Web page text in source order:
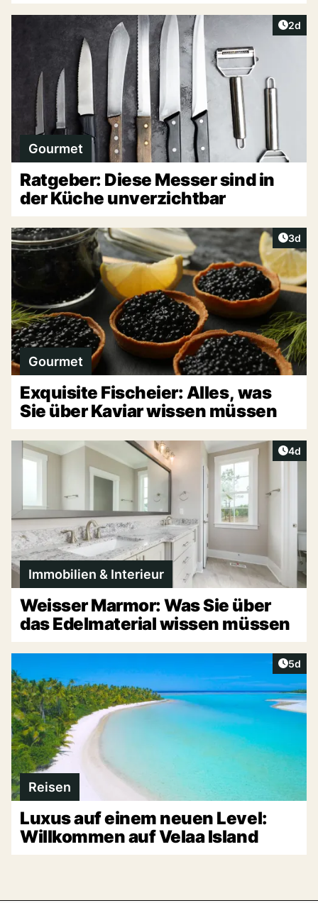
2d
Gourmet
Ratgeber: Diese Messer sind in
der Küche unverzichtbar
3d
Gourmet
Exquisite Fischeier: Alles, was
Sie über Kaviar wissen müssen
4d
Immobilien & Interieur
Weisser Marmor: Was Sie über
das Edelmaterial wissen müssen
5d
Reisen
Luxus auf einem neuen Level:
Willkommen auf Velaa Island